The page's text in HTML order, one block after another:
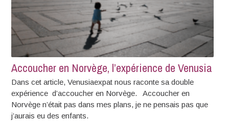
Accoucher en Norvège, l’expérience de Venusia
Dans cet article, Venusiaexpat nous raconte sa double
expérience d’accoucher en Norvège. Accoucher en
Norvège n’était pas dans mes plans, je ne pensais pas que
j’aurais eu des enfants.